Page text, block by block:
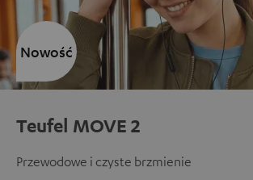
Teufel MOVE 2
Przewodowe i czyste brzmienie
Nowość